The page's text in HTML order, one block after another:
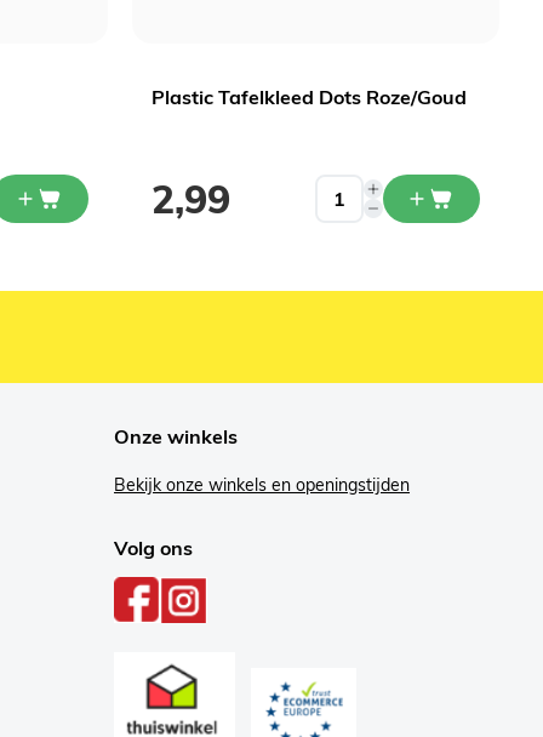
Plastic Tafelkleed Dots Roze/Goud
2,99
Onze winkels
Bekijk onze winkels en openingstijden
Volg ons